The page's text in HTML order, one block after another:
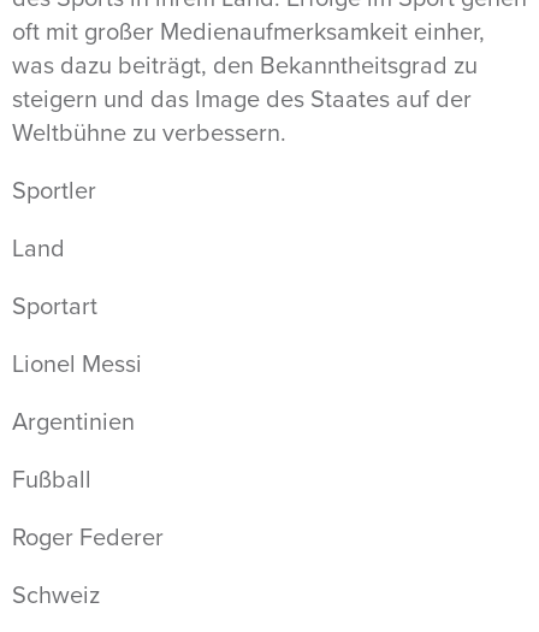
oft mit großer Medienaufmerksamkeit einher,
was dazu beiträgt, den Bekanntheitsgrad zu
steigern und das Image des Staates auf der
Weltbühne zu verbessern.
Sportler
Land
Sportart
Lionel Messi
Argentinien
Fußball
Roger Federer
Schweiz